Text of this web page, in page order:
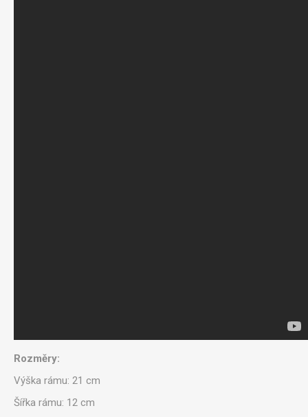
Rozměry:
Výška rámu: 21 cm
Šířka rámu: 12 cm